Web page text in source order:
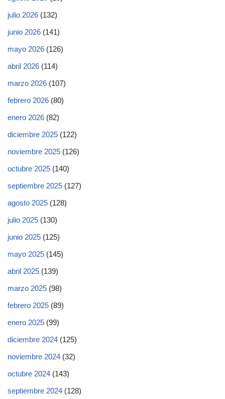
julio 2026 (132)
junio 2026 (141)
mayo 2026 (126)
abril 2026 (114)
marzo 2026 (107)
febrero 2026 (80)
enero 2026 (82)
diciembre 2025 (122)
noviembre 2025 (126)
octubre 2025 (140)
septiembre 2025 (127)
agosto 2025 (128)
julio 2025 (130)
junio 2025 (125)
mayo 2025 (145)
abril 2025 (139)
marzo 2025 (98)
febrero 2025 (89)
enero 2025 (99)
diciembre 2024 (125)
noviembre 2024 (32)
octubre 2024 (143)
septiembre 2024 (128)